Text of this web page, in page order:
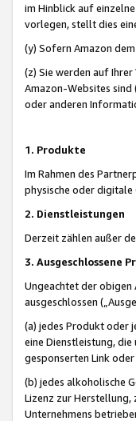
im Hinblick auf
vorlegen, stellt dies
(y) Sofern Amazon
(z) Sie werden auf
Amazon-Websites sind
oder anderen
1. Produkte
Im Rahmen des
physische oder
2. Dienstleistungen
Derzeit zählen außer
3. Ausgeschlossene
Ungeachtet der
ausgeschlossen
(a) jedes Produkt oder
eine Dienstleistung,
gesponserten Link
(b) jedes alkoholische
Lizenz zur Herstellung,
Unternehmens